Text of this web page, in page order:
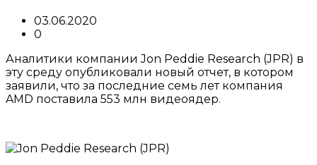
03.06.2020
0
Аналитики компании Jon Peddie Research (JPR) в
эту среду опубликовали новый отчет, в котором
заявили, что за последние семь лет компания
AMD поставила 553 млн видеоядер.